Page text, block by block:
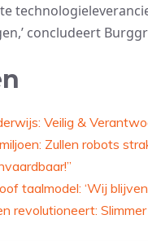
concludeert
Veilig &
Zullen robots
taalmodel: ‘Wij
revolutioneert: